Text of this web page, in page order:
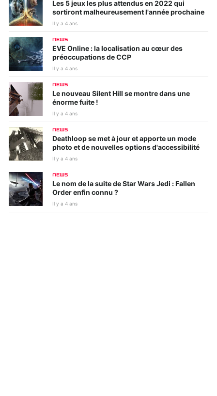
Les 5 jeux les plus attendus en 2022 qui
sortiront malheureusement l'année prochaine
Il y a 4 ans
NEWS
EVE Online : la localisation au cœur des
préoccupations de CCP
Il y a 4 ans
NEWS
Le nouveau Silent Hill se montre dans une
énorme fuite !
Il y a 4 ans
NEWS
Deathloop se met à jour et apporte un mode
photo et de nouvelles options d'accessibilité
Il y a 4 ans
NEWS
Le nom de la suite de Star Wars Jedi : Fallen
Order enfin connu ?
Il y a 4 ans